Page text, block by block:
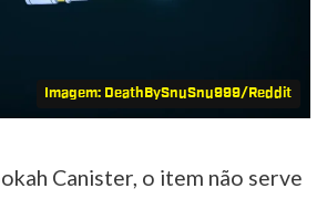
Imagem: DeathBySnuSnu999/Reddit
Canister, o item não serve